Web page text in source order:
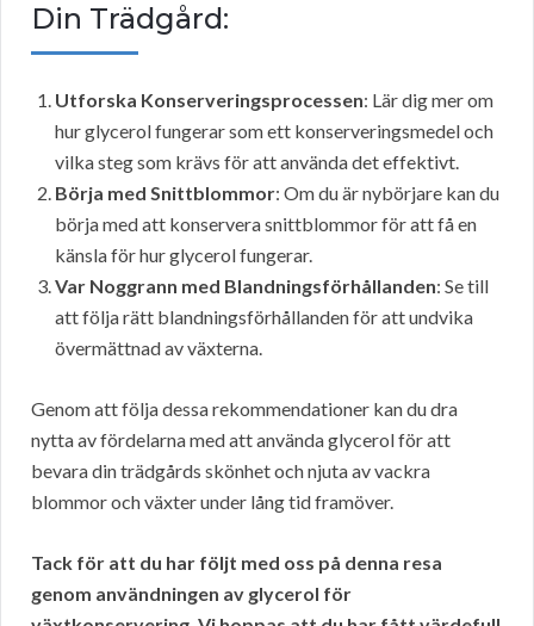
Din Trädgård:
Utforska Konserveringsprocessen: Lär dig mer om
hur glycerol fungerar som ett konserveringsmedel och
vilka steg som krävs för att använda det effektivt.
Börja med Snittblommor: Om du är nybörjare kan du
börja med att konservera snittblommor för att få en
känsla för hur glycerol fungerar.
Var Noggrann med Blandningsförhållanden: Se till
att följa rätt blandningsförhållanden för att undvika
övermättnad av växterna.
Genom att följa dessa rekommendationer kan du dra
nytta av fördelarna med att använda glycerol för att
bevara din trädgårds skönhet och njuta av vackra
blommor och växter under lång tid framöver.
Tack för att du har följt med oss på denna resa
genom användningen av glycerol för